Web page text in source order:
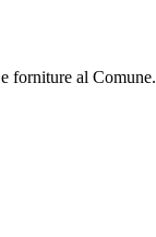
forniture al Comune.